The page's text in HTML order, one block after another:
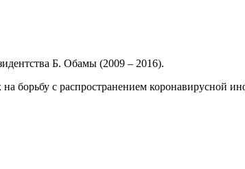
Б. Обамы (2009 – 2016).
борьбу с распространением коронавирусной